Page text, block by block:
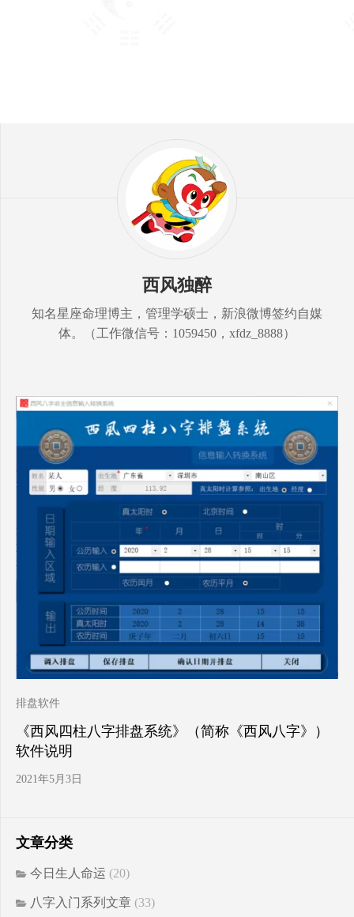
西风独醉
知名星座命理博主，管理学硕士，新浪微博签约自媒
体。（工作微信号：1059450，xfdz_8888）
排盘软件
《西风四柱八字排盘系统》（简称《西风八字》）
软件说明
2021年5月3日
文章分类
今日生人命运 (20)
八字入门系列文章 (33)